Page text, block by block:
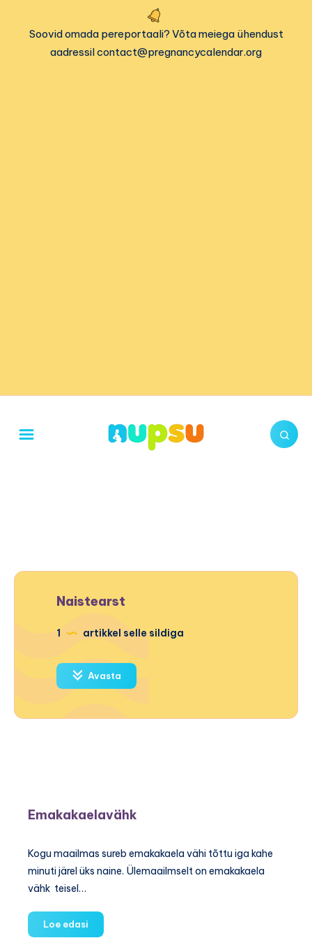
Soovid omada pereportaali? Võta meiega ühendust
aadressil contact@pregnancycalendar.org
Naistearst
1 artikkel selle sildiga
Avasta
Emakakaelavähk
Kogu maailmas sureb emakakaela vähi tõttu iga kahe
minuti järel üks naine. Ülemaailmselt on emakakaela
vähk teisel…
Loe edasi